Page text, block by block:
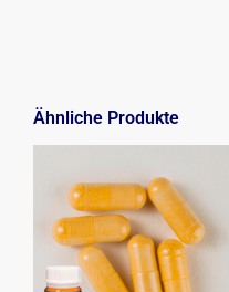
Ähnliche Produkte